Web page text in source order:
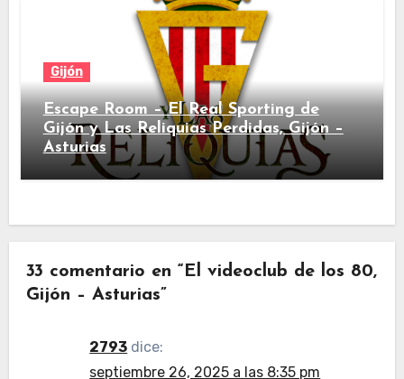
Gijón
Escape Room – El Real Sporting de
Gijón y Las Reliquias Perdidas, Gijón –
Asturias
33 comentario en “El videoclub de los 80,
Gijón – Asturias”
2793 dice:
septiembre 26, 2025 a las 8:35 pm